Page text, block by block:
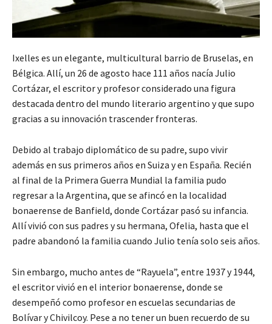
Ixelles es un elegante, multicultural barrio de Bruselas, en
Bélgica. Allí, un 26 de agosto hace 111 años nacía Julio
Cortázar, el escritor y profesor considerado una figura
destacada dentro del mundo literario argentino y que supo
gracias a su innovación trascender fronteras.
Debido al trabajo diplomático de su padre, supo vivir
además en sus primeros años en Suiza y en España. Recién
al final de la Primera Guerra Mundial la familia pudo
regresar a la Argentina, que se afincó en la localidad
bonaerense de Banfield, donde Cortázar pasó su infancia.
Allí vivió con sus padres y su hermana, Ofelia, hasta que el
padre abandonó la familia cuando Julio tenía solo seis años.
Sin embargo, mucho antes de “Rayuela”, entre 1937 y 1944,
el escritor vivió en el interior bonaerense, donde se
desempeñó como profesor en escuelas secundarias de
Bolívar y Chivilcoy. Pese a no tener un buen recuerdo de su